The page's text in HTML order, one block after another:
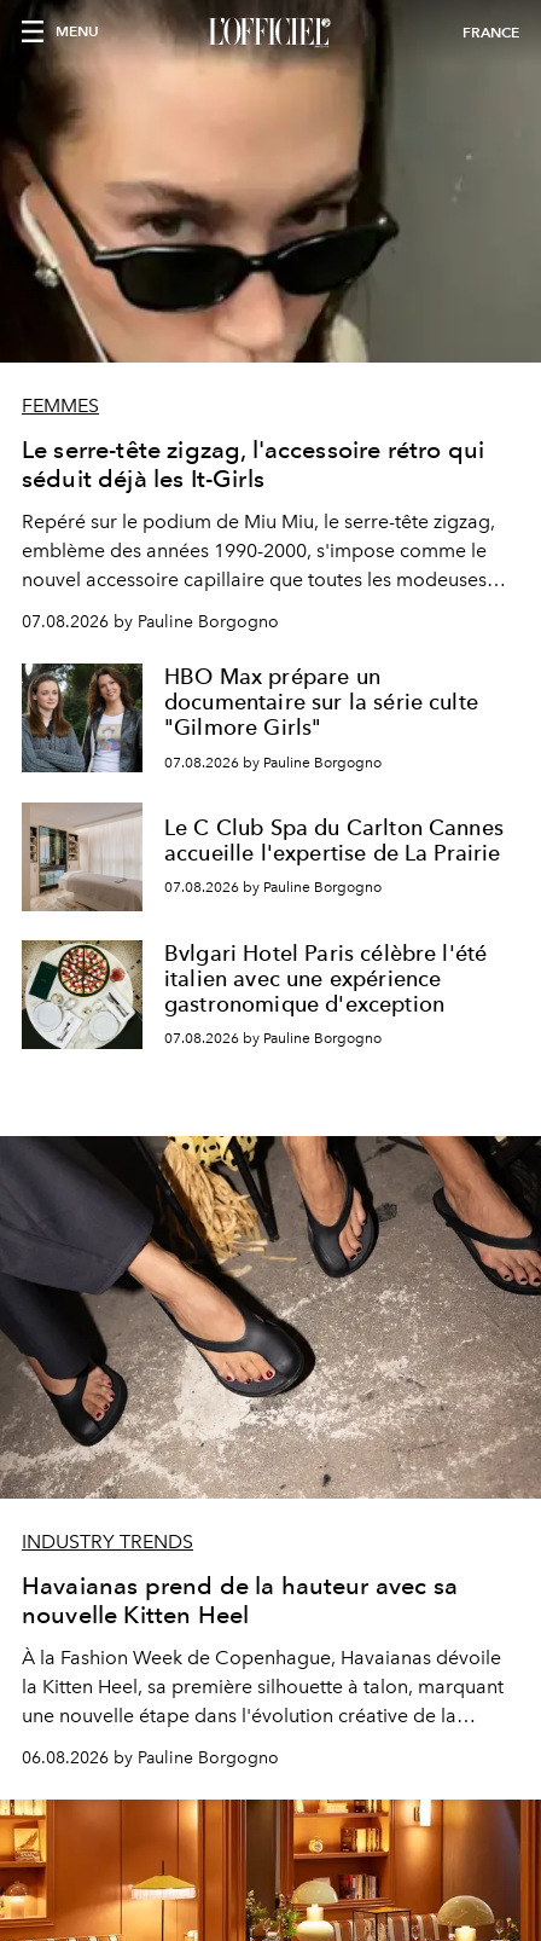
MENU FRANCE
FEMMES
Le serre-tête zigzag, l'accessoire rétro qui
séduit déjà les It-Girls
Repéré sur le podium de Miu Miu, le serre-tête zigzag,
emblème des années 1990-2000, s'impose comme le
nouvel accessoire capillaire que toutes les modeuses
s'arrachent déjà.
07.08.2026 by Pauline Borgogno
HBO Max prépare un
documentaire sur la série culte
"Gilmore Girls"
07.08.2026 by Pauline Borgogno
Le C Club Spa du Carlton Cannes
accueille l'expertise de La Prairie
07.08.2026 by Pauline Borgogno
Bvlgari Hotel Paris célèbre l'été
italien avec une expérience
gastronomique d'exception
07.08.2026 by Pauline Borgogno
INDUSTRY TRENDS
Havaianas prend de la hauteur avec sa
nouvelle Kitten Heel
À la Fashion Week de Copenhague, Havaianas dévoile
la Kitten Heel, sa première silhouette à talon, marquant
une nouvelle étape dans l'évolution créative de la
06.08.2026 by Pauline Borgogno